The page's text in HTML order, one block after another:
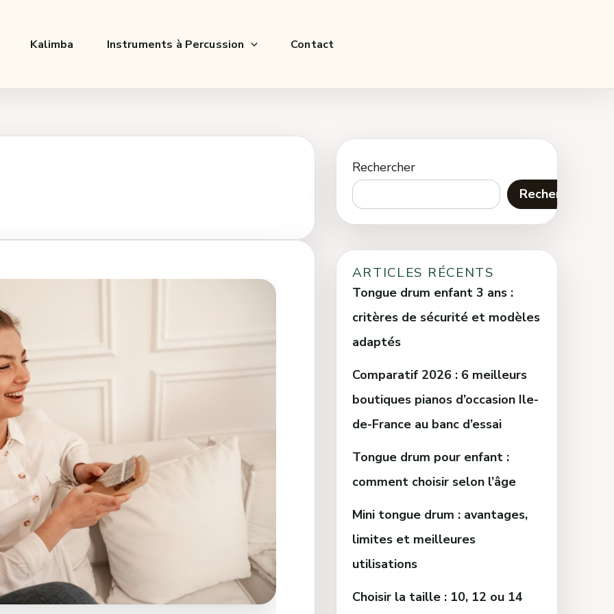
Kalimba Instruments à Percussion Contact
Rechercher
Rechercher
ARTICLES RÉCENTS
Tongue drum enfant 3 ans :
critères de sécurité et modèles
adaptés
Comparatif 2026 : 6 meilleurs
boutiques pianos d’occasion Ile-
de-France au banc d’essai
Tongue drum pour enfant :
comment choisir selon l’âge
Mini tongue drum : avantages,
limites et meilleures
utilisations
Choisir la taille : 10, 12 ou 14